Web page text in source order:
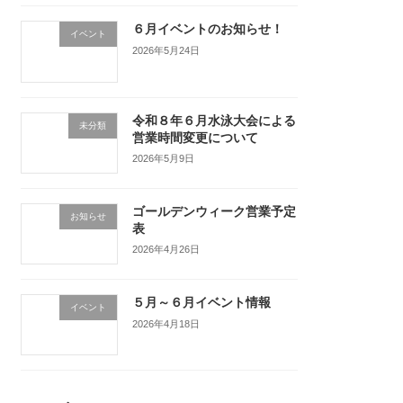
イベント ６月イベントのお知らせ！
2026年5月24日
未分類
令和８年６月水泳大会による
営業時間変更について
2026年5月9日
お知らせ
ゴールデンウィーク営業予定
表
2026年4月26日
イベント ５月～６月イベント情報
2026年4月18日